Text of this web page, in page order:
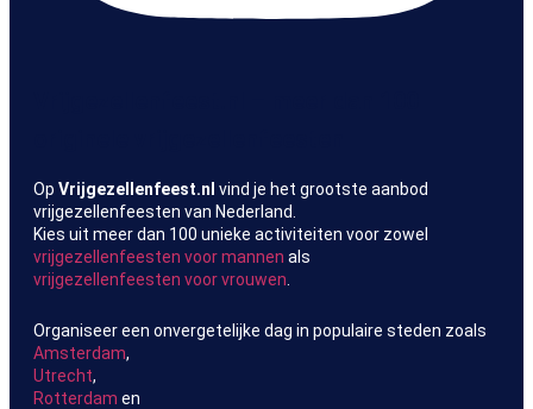
Op Vrijgezellenfeest.nl vind je het grootste aanbod
vrijgezellenfeesten van Nederland.
Kies uit meer dan 100 unieke activiteiten voor zowel
vrijgezellenfeesten voor mannen als
vrijgezellenfeesten voor vrouwen
Organiseer een onvergetelijke dag in populaire steden zoals
Amsterdam,
Utrecht,
Rotterdam en